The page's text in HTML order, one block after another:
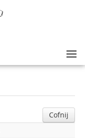
Cofnij